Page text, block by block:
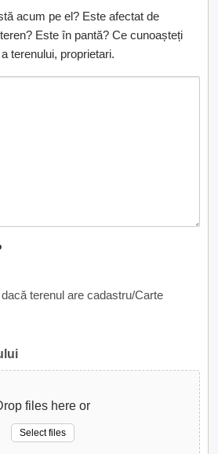
acum pe el? Este afectat de
Este în pantă? Ce cunoașteți
terenului, proprietari.
terenul are cadastru/Carte
files here or
Select files